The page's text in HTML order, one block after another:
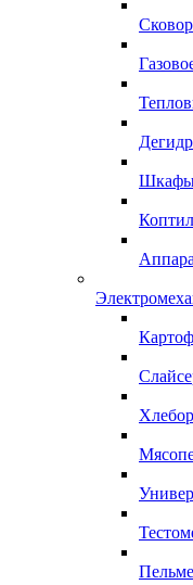
Шкафы